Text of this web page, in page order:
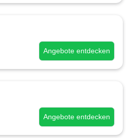
Angebote entdecken
Angebote entdecken